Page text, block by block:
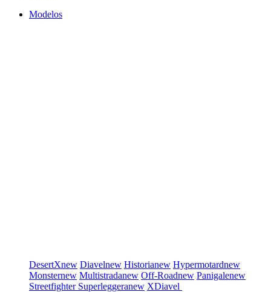
Modelos
DesertXnew Diavelnew Historianew Hypermotardnew
Monsternew Multistradanew Off-Roadnew Panigalenew
Streetfighter Superleggeranew XDiavel